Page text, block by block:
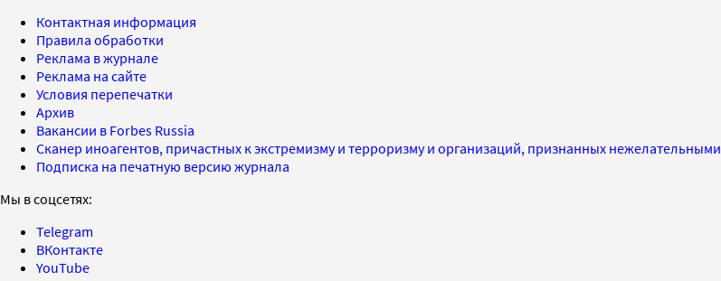
Контактная информация
Правила обработки
Реклама в журнале
Реклама на сайте
Условия перепечатки
Архив
Вакансии в Forbes Russia
Сканер иноагентов, причастных к экстремизму и терроризму и организаций, признанных нежелательными
Подписка на печатную версию журнала
Мы в соцсетях:
Telegram
ВКонтакте
YouTube